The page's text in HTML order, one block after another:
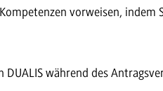
vorweisen, indem
DUALIS während des